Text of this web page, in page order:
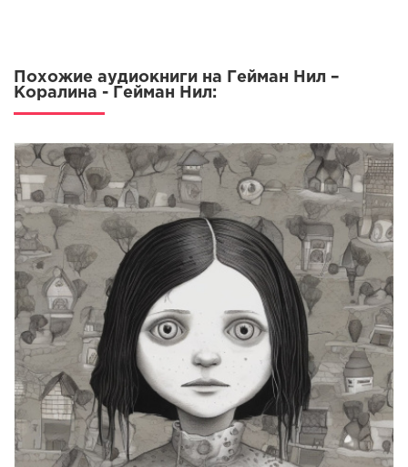
Похожие аудиокниги на Гейман Нил –
Коралина - Гейман Нил: